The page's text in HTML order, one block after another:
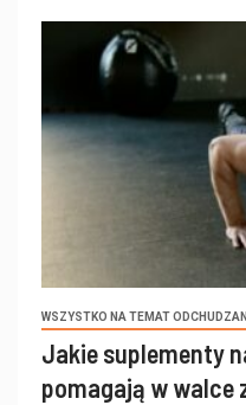
WSZYSTKO NA TEMAT
Jakie suplementy
pomagają w walce